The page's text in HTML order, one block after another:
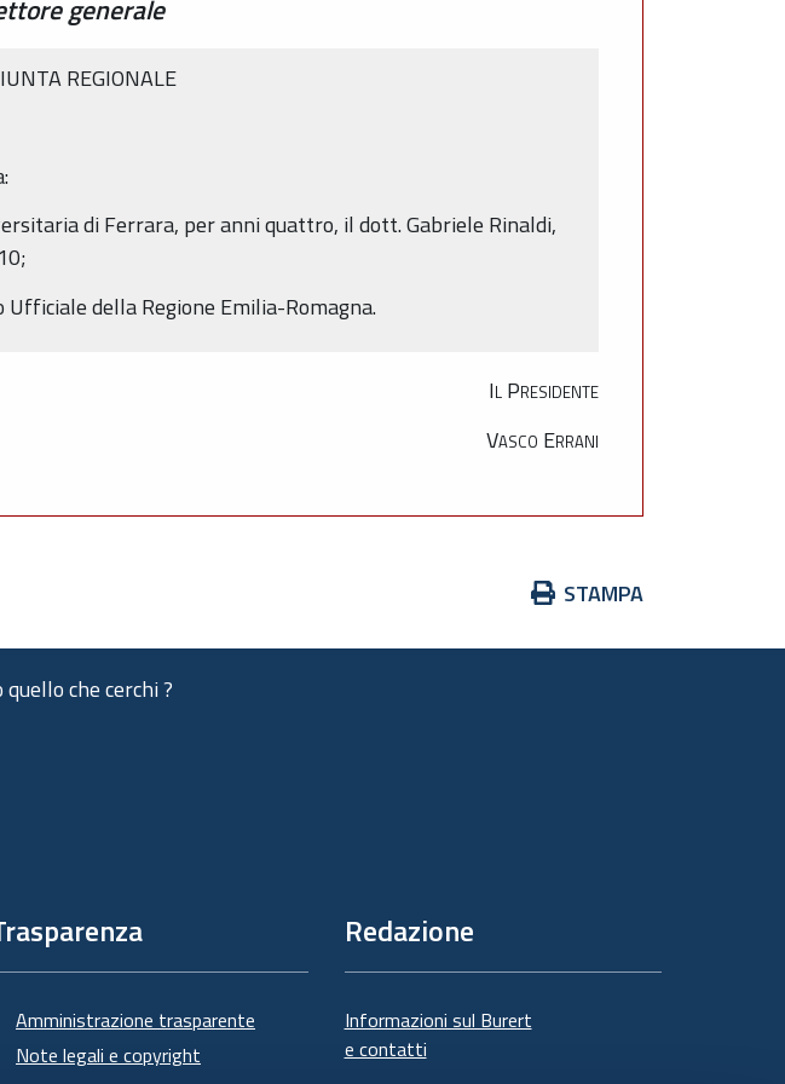
generale
REGIONALE
di Ferrara, per anni quattro, il dott. Gabriele Rinaldi,
della Regione Emilia-Romagna.
Il Presidente
Vasco Errani
Azioni
documento
STAMPA
che cerchi ?
Amministrazione trasparente
Note legali e copyright
Redazione
Informazioni sul Burert
e contatti